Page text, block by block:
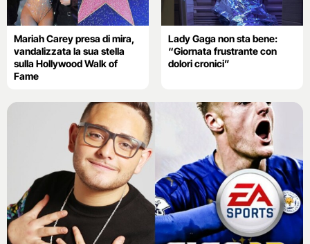
Mariah Carey presa di mira,
vandalizzata la sua stella
sulla Hollywood Walk of
Fame
Lady Gaga non sta bene:
“Giornata frustrante con
dolori cronici”